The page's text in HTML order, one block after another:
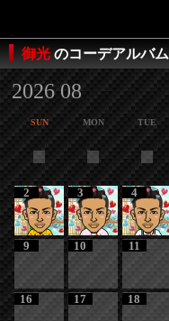
御光 のコーデアルバム
2026 08
SUN MON TUE
2 3 4
9 10 11
16 17 18